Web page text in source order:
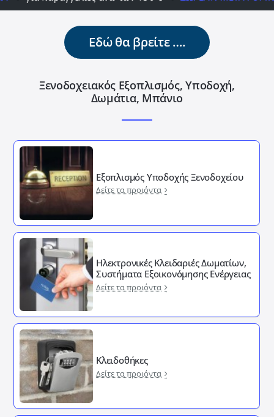
Εδώ θα βρείτε ….
Ξενοδοχειακός Εξοπλισμός, Υποδοχή,
Δωμάτια, Μπάνιο
Εξοπλισμός Υποδοχής Ξενοδοχείου
Δείτε τα προιόντα
Ηλεκτρονικές Κλειδαριές Δωματίων,
Συστήματα Εξοικονόμησης Ενέργειας
Δείτε τα προιόντα
Κλειδοθήκες
Δείτε τα προιόντα